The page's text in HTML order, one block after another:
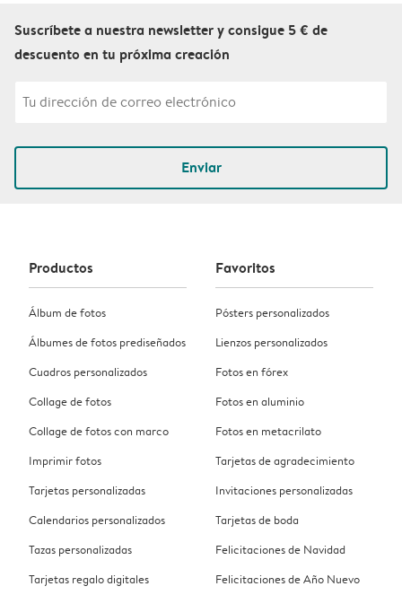
Suscríbete a nuestra newsletter y consigue 5 € de
descuento en tu próxima creación
Enviar
Productos
Álbum de fotos
Álbumes de fotos prediseñados
Cuadros personalizados
Collage de fotos
Collage de fotos con marco
Imprimir fotos
Tarjetas personalizadas
Calendarios personalizados
Tazas personalizadas
Tarjetas regalo digitales
Favoritos
Pósters personalizados
Lienzos personalizados
Fotos en fórex
Fotos en aluminio
Fotos en metacrilato
Tarjetas de agradecimiento
Invitaciones personalizadas
Tarjetas de boda
Felicitaciones de Navidad
Felicitaciones de Año Nuevo